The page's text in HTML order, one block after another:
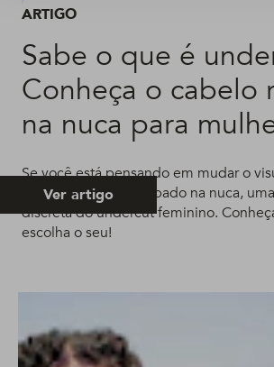
ARTIGO
Sabe o que é
Conheça o cabelo
na nuca para
Se você está pensando em mudar o
aposte no cabelo raspado na nuca,
discreta do undercut feminino.
escolha o seu!
Ver artigo